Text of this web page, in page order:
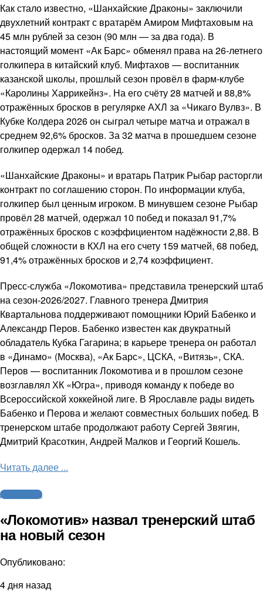
Как стало известно, «Шанхайские Драконы» заключили
двухлетний контракт с вратарём Амиром Мифтаховым на
45 млн рублей за сезон (90 млн — за два года). В
настоящий момент «Ак Барс» обменял права на 26-летнего
голкипера в китайский клуб. Мифтахов — воспитанник
казанской школы, прошлый сезон провёл в фарм-клубе
«Каролины Харрикейнз». На его счёту 28 матчей и 88,8%
отражённых бросков в регулярке АХЛ за «Чикаго Вулвз». В
Кубке Колдера 2026 он сыграл четыре матча и отражал в
среднем 92,6% бросков. За 32 матча в прошедшем сезоне
голкипер одержал 14 побед.
«Шанхайские Драконы» и вратарь Патрик Рыбар расторгли
контракт по соглашению сторон. По информации клуба,
голкипер был ценным игроком. В минувшем сезоне Рыбар
провёл 28 матчей, одержал 10 побед и показал 91,7%
отражённых бросков с коэффициентом надёжности 2,88. В
общей сложности в КХЛ на его счету 159 матчей, 68 побед,
91,4% отражённых бросков и 2,74 коэффициент.
Пресс-служба «Локомотива» представила тренерский штаб
на сезон-2026/2027. Главного тренера Дмитрия
Квартальнова поддерживают помощники Юрий Бабенко и
Александр Перов. Бабенко известен как двукратный
обладатель Кубка Гагарина; в карьере тренера он работал
в «Динамо» (Москва), «Ак Барс», ЦСКА, «Витязь», СКА.
Перов — воспитанник Локомотива и в прошлом сезоне
возглавлял ХК «Югра», приводя команду к победе во
Всероссийской хоккейной лиге. В Ярославле рады видеть
Бабенко и Перова и желают совместных больших побед. В
тренерском штабе продолжают работу Сергей Звягин,
Дмитрий Красоткин, Андрей Малков и Георгий Кошель.
Читать далее ...
Другие виды
«Локомотив» назвал тренерский штаб
на новый сезон
Опубликовано:
4 дня назад